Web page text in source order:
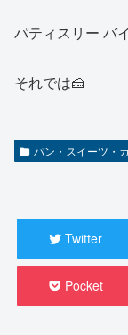
パティスリー バ
それでは🍰
パン・スイーツ・
Twitter
Pocket